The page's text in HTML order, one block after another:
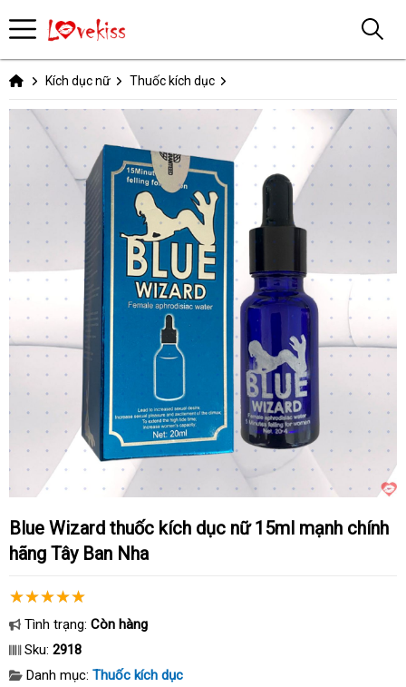
Kích dục nữ Thuốc kích dục
Blue Wizard thuốc kích dục nữ 15ml mạnh chính
hãng Tây Ban Nha
Tình trạng: Còn hàng
Sku: 2918
Danh mục: Thuốc kích dục